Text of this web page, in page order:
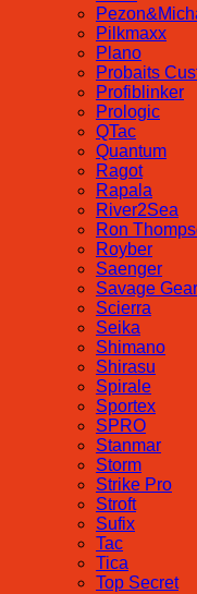
Pilkmaxx
Plano
Probaits
Profiblinker
Prologic
QTac
Quantum
Ragot
Rapala
River2Sea
Ron
Royber
Saenger
Savage Gear
Scierra
Seika
Shimano
Shirasu
Spirale
Sportex
SPRO
Stanmar
Storm
Strike Pro
Stroft
Sufix
Tac
Tica
Top Secret